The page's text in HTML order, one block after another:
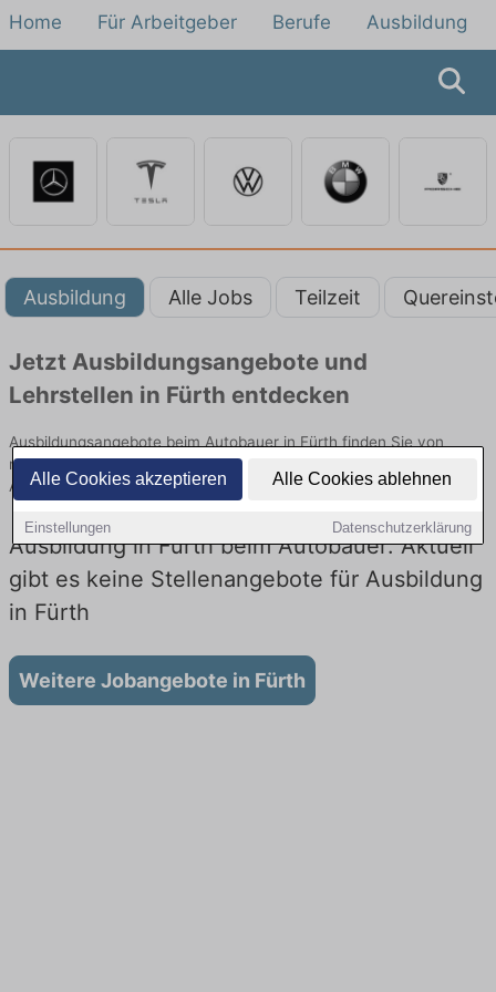
Alle Cookies akzeptieren Alle Cookies ablehnen
Einstellungen Datenschutzerklärung
Home Für Arbeitgeber Berufe Ausbildung
Ausbildung Alle Jobs Teilzeit
Jetzt Ausbildungsangebote und
Lehrstellen in Fürth entdecken
Ausbildungsangebote beim Autobauer in Fürth finden Sie von
namhaften Firmen. Entdecken Sie freie Optionen von Top-
Arbeitgebern und bewerben Sie sich noch heute.
Ausbildung in Fürth beim Autobauer: Aktuell
gibt es keine Stellenangebote für Ausbildung
in Fürth
Weitere Jobangebote in Fürth